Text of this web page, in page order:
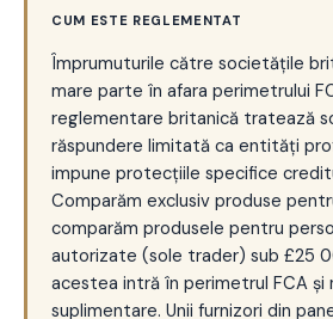
CUM ESTE REGLEMENTAT
Împrumuturile către societățile
mare parte în afara perimetrului
reglementare britanică tratează
răspundere limitată ca entități
impune protecțiile specifice
Comparăm exclusiv produse
comparăm produsele pentru
autorizate (sole trader) sub £25
acestea intră în perimetrul FCA și
suplimentare. Unii furnizori din